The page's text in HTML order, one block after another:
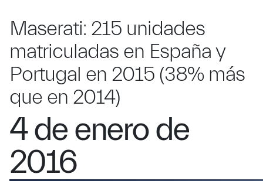
Maserati: 215 unidades
matriculadas en España y
Portugal en 2015 (38% más
que en 2014)
4 de enero de
2016